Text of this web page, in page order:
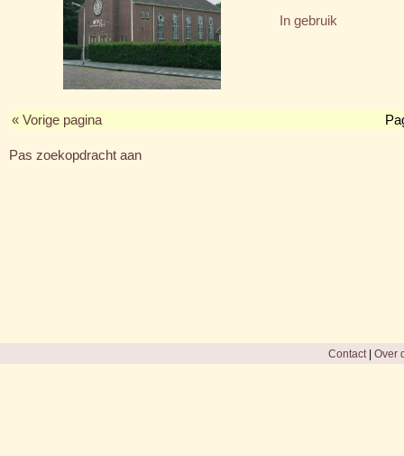
In gebruik
« Vorige pagina
Pas zoekopdracht aan
Contact| Over